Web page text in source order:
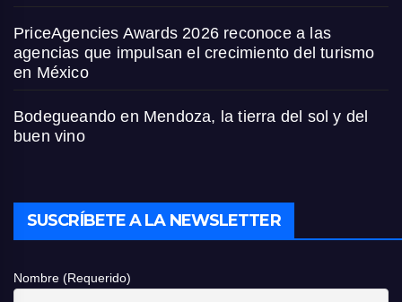
PriceAgencies Awards 2026 reconoce a las
agencias que impulsan el crecimiento del turismo
en México
Bodegueando en Mendoza, la tierra del sol y del
buen vino
SUSCRÍBETE A LA NEWSLETTER
Nombre (Requerido)